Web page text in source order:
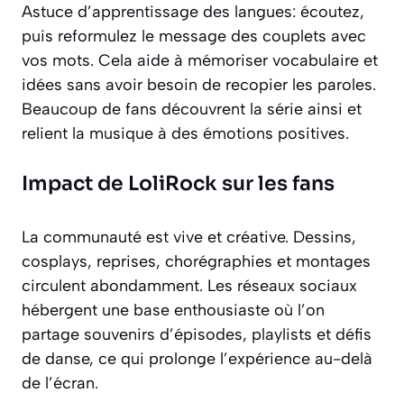
Astuce d’apprentissage des langues: écoutez,
puis reformulez le message des couplets avec
vos mots. Cela aide à mémoriser vocabulaire et
idées sans avoir besoin de recopier les paroles.
Beaucoup de fans découvrent la série ainsi et
relient la musique à des émotions positives.
Impact de LoliRock sur les fans
La communauté est vive et créative. Dessins,
cosplays, reprises, chorégraphies et montages
circulent abondamment. Les réseaux sociaux
hébergent une base enthousiaste où l’on
partage souvenirs d’épisodes, playlists et défis
de danse, ce qui prolonge l’expérience au-delà
de l’écran.